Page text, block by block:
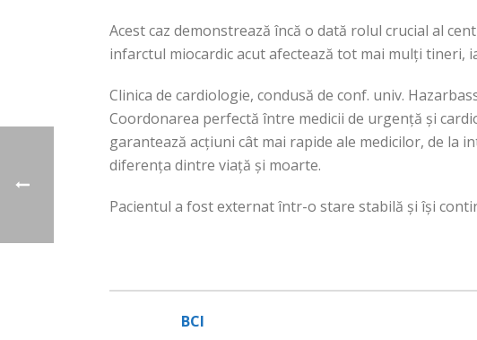
Acest caz demonstrează încă o dată rolul crucial al
infarctul miocardic acut afectează tot mai mulți tineri,
Clinica de cardiologie, condusă de conf. univ.
Coordonarea perfectă între medicii de urgență și
garantează acțiuni cât mai rapide ale medicilor, de la
diferența dintre viață și moarte.
Pacientul a fost externat într-o stare stabilă și își
BCI